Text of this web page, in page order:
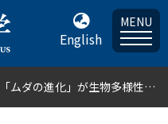
English
MENU
多様性を支える 生物種の個体数増加に寄与しない利己的な性質の進化が導く多種共存